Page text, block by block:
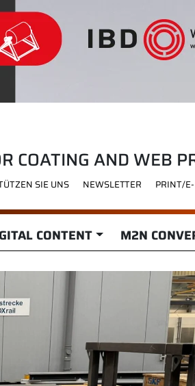
COATING AND WEB
SIE UNS NEWSLETTER PRINT/
CONTENT M2N